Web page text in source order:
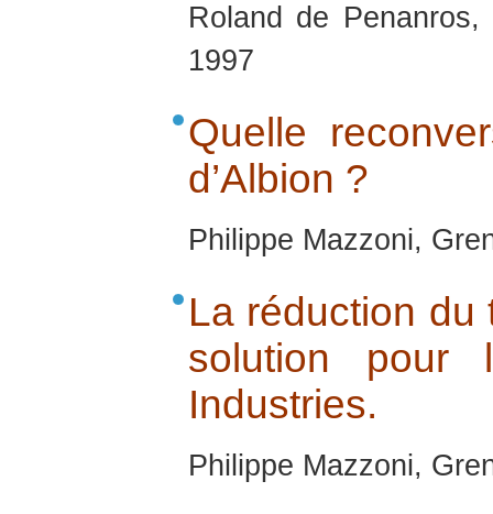
Roland de
1997
Quelle
d’Albion ?
Philippe Mazzoni,
La réduction du
solution pour
Industries.
Philippe Mazzoni,